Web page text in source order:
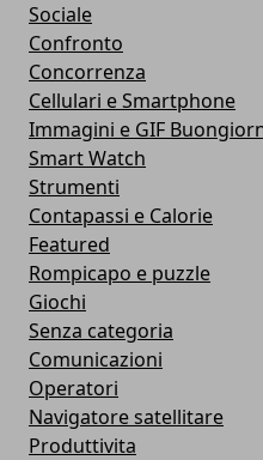
Sociale
Confronto
Concorrenza
Cellulari e Smartphone
Immagini e GIF
Smart Watch
Strumenti
Contapassi e Calorie
Featured
Rompicapo e puzzle
Giochi
Senza categoria
Comunicazioni
Operatori
Navigatore satellitare
Produttivita